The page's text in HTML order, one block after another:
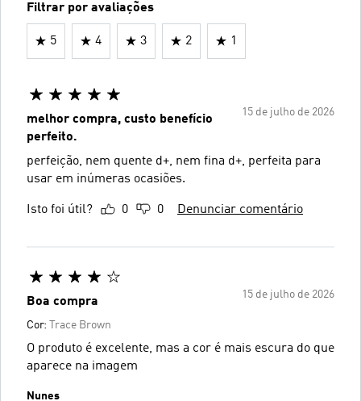
Filtrar por avaliações
5 4 3 2 1
15 de julho de 2026
melhor compra, custo benefício
perfeito.
perfeição, nem quente d+, nem fina d+, perfeita para
usar em inúmeras ocasiões.
Isto foi útil? 0 0 Denunciar comentário
15 de julho de 2026
Boa compra
Cor: Trace Brown
O produto é excelente, mas a cor é mais escura do que
aparece na imagem
Nunes